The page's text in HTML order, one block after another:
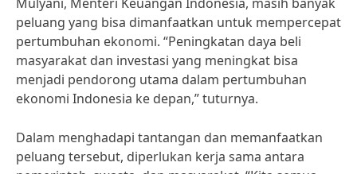
peluang yang bisa dimanfaatkan untuk mempercepat
pertumbuhan ekonomi. “Peningkatan daya beli
masyarakat dan investasi yang meningkat bisa
menjadi pendorong utama dalam pertumbuhan
ekonomi Indonesia ke depan,” tuturnya.
Dalam menghadapi tantangan dan memanfaatkan
peluang tersebut, diperlukan kerja sama antara